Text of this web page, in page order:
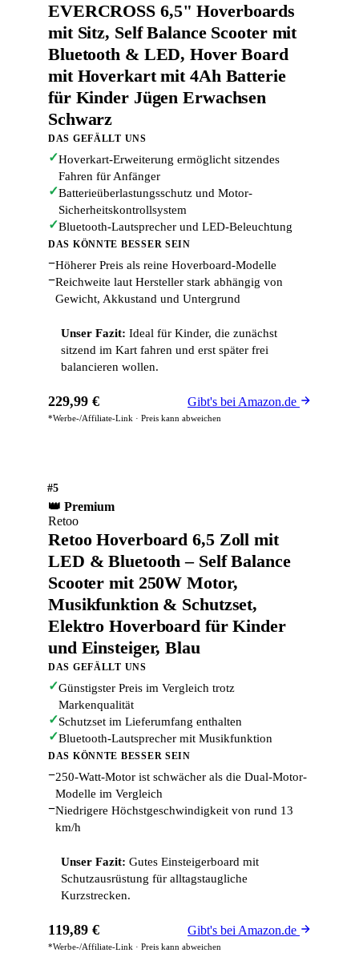
EVERCROSS 6,5" Hoverboards
mit Sitz, Self Balance Scooter mit
Bluetooth & LED, Hover Board
mit Hoverkart mit 4Ah Batterie
für Kinder Jügen Erwachsen
Schwarz
DAS GEFÄLLT UNS
✓Hoverkart-Erweiterung ermöglicht sitzendes
Fahren für Anfänger
✓Batterieüberlastungsschutz und Motor-
Sicherheitskontrollsystem
✓Bluetooth-Lautsprecher und LED-Beleuchtung
DAS KÖNNTE BESSER SEIN
−Höherer Preis als reine Hoverboard-Modelle
−Reichweite laut Hersteller stark abhängig von
Gewicht, Akkustand und Untergrund
Unser Fazit: Ideal für Kinder, die zunächst
sitzend im Kart fahren und erst später frei
balancieren wollen.
229,99 € Gibt's bei Amazon.de
*Werbe-/Affiliate-Link · Preis kann abweichen
#5
👑 Premium
Retoo
Retoo Hoverboard 6,5 Zoll mit
LED & Bluetooth – Self Balance
Scooter mit 250W Motor,
Musikfunktion & Schutzset,
Elektro Hoverboard für Kinder
und Einsteiger, Blau
DAS GEFÄLLT UNS
✓Günstigster Preis im Vergleich trotz
Markenqualität
✓Schutzset im Lieferumfang enthalten
✓Bluetooth-Lautsprecher mit Musikfunktion
DAS KÖNNTE BESSER SEIN
−250-Watt-Motor ist schwächer als die Dual-Motor-
Modelle im Vergleich
−Niedrigere Höchstgeschwindigkeit von rund 13
km/h
Unser Fazit: Gutes Einsteigerboard mit
Schutzausrüstung für alltagstaugliche
Kurzstrecken.
119,89 € Gibt's bei Amazon.de
*Werbe-/Affiliate-Link · Preis kann abweichen